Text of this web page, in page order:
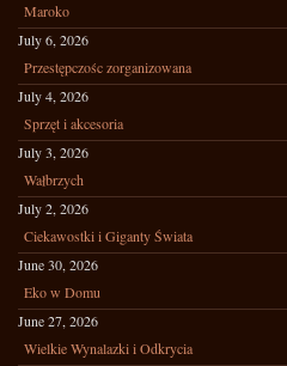
Maroko
July 6, 2026
Przestępczośc zorganizowana
July 4, 2026
Sprzęt i akcesoria
July 3, 2026
Wałbrzych
July 2, 2026
Ciekawostki i Giganty Świata
June 30, 2026
Eko w Domu
June 27, 2026
Wielkie Wynalazki i Odkrycia